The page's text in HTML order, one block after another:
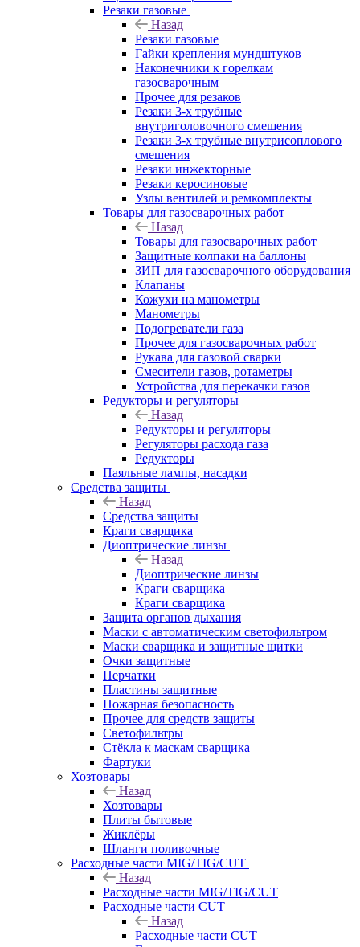
Резаки газовые
Назад
Резаки газовые
Гайки крепления мундштуков
Наконечники к горелкам
газосварочным
Прочее для резаков
Резаки 3-х трубные
внутриголовочного смешения
Резаки 3-х трубные внутрисоплового
смешения
Резаки инжекторные
Резаки керосиновые
Узлы вентилей и ремкомплекты
Товары для газосварочных работ
Назад
Товары для газосварочных работ
Защитные колпаки на баллоны
ЗИП для газосварочного оборудования
Клапаны
Кожухи на манометры
Манометры
Подогреватели газа
Прочее для газосварочных работ
Рукава для газовой сварки
Смесители газов, ротаметры
Устройства для перекачки газов
Редукторы и регуляторы
Назад
Редукторы и регуляторы
Регуляторы расхода газа
Редукторы
Паяльные лампы, насадки
Средства защиты
Назад
Средства защиты
Краги сварщика
Диоптрические линзы
Назад
Диоптрические линзы
Краги сварщика
Краги сварщика
Защита органов дыхания
Маски с автоматическим светофильтром
Маски сварщика и защитные щитки
Очки защитные
Перчатки
Пластины защитные
Пожарная безопасность
Прочее для средств защиты
Светофильтры
Стёкла к маскам сварщика
Фартуки
Хозтовары
Назад
Хозтовары
Плиты бытовые
Жиклёры
Шланги поливочные
Расходные части MIG/TIG/CUT
Назад
Расходные части MIG/TIG/CUT
Расходные части CUT
Назад
Расходные части CUT